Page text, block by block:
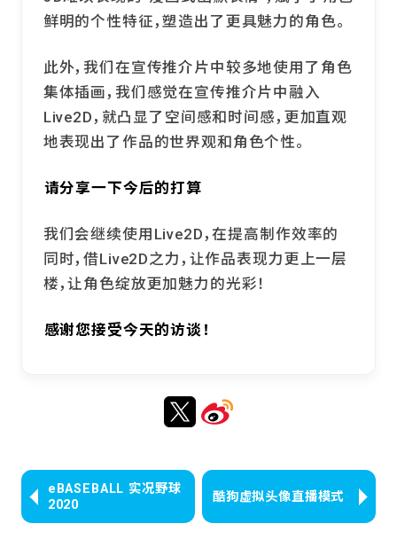
鲜明的个性特征，塑造出了更具魅力的角色。
此外，我们在宣传推介片中较多地使用了角色
集体插画，我们感觉在宣传推介片中融入
Live2D，就凸显了空间感和时间感，更加直观
地表现出了作品的世界观和角色个性。
――请分享一下今后的打算
我们会继续使用Live2D，在提高制作效率的
同时，借Live2D之力，让作品表现力更上一层
楼，让角色绽放更加魅力的光彩！
――感谢您接受今天的访谈！
eBASEBALL 实况野球
2020
酷狗虚拟头像直播模式